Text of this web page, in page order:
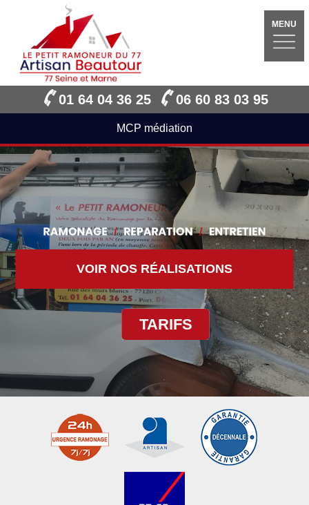
MENU
01 64 04 36 25 06 60 83 03 95
MCP médiation
VOIR NOS RÉALISATIONS
TARIFS